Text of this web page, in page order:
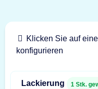
Klicken Sie auf
konfigurieren
Lackierung 1 Stk.